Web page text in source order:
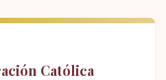
Católica